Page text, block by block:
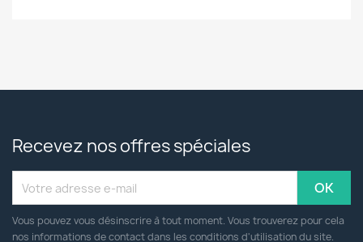
Recevez nos offres spéciales
Vous pouvez vous désinscrire à tout moment. Vous trouverez pour cela
nos informations de contact dans les conditions d'utilisation du site.